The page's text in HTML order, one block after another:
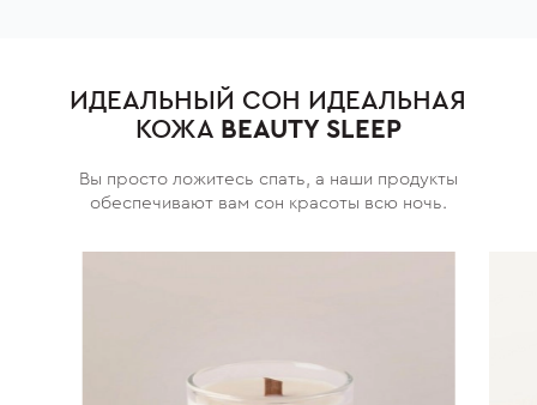
ИДЕАЛЬНЫЙ СОН ИДЕАЛЬНАЯ
КОЖА BEAUTY SLEEP
Вы просто ложитесь спать, а наши продукты
обеспечивают вам сон красоты всю ночь.